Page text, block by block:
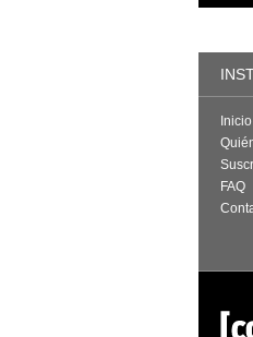
Inicio
FAQ